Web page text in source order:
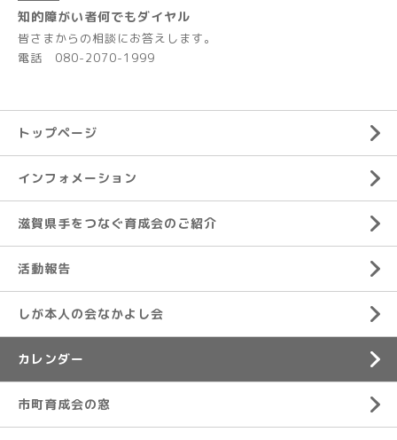
知的障がい者何でもダイヤル
皆さまからの相談にお答えします。
電話 080-2070-1999
トップページ
インフォメーション
滋賀県手をつなぐ育成会のご紹介
活動報告
しが本人の会なかよし会
カレンダー
市町育成会の窓